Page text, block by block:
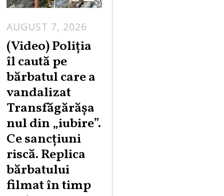
AUGUST 7, 2026
G
S
7
,
(Video) Poliția
îl caută pe
bărbatul care a
vandalizat
Transfăgărășa
nul din „iubire”.
Ce sancțiuni
riscă. Replica
bărbatului
filmat în timp